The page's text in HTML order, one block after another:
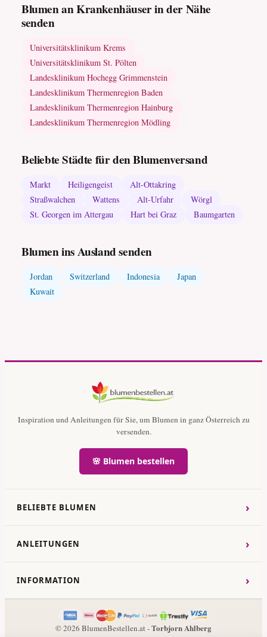
Blumen an Krankenhäuser in der Nähe
senden
Universitätsklinikum Krems
Universitätsklinikum St. Pölten
Landesklinikum Hochegg Grimmenstein
Landesklinikum Thermenregion Baden
Landesklinikum Thermenregion Hainburg
Landesklinikum Thermenregion Mödling
Beliebte Städte für den Blumenversand
Markt Heiligengeist
Alt-Ottakring
Straßwalchen
Wattens Alt-Urfahr
Wörgl
St. Georgen im Attergau
Hart bei Graz Baumgarten
Blumen ins Ausland senden
Jordan Switzerland Indonesia
Japan
Kuwait
Inspiration und Anleitungen für Sie, um Blumen in ganz Österreich zu
versenden.
🌸 Blumen bestellen
BELIEBTE BLUMEN ›
ANLEITUNGEN ›
INFORMATION ›
© 2026 BlumenBestellen.at -Torbjorn Ahlberg